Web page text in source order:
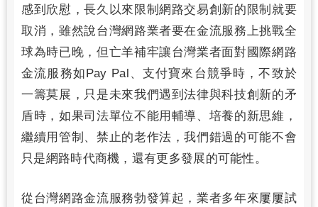
感到欣慰，長久以來限制網路交易創新的限制就要
取消，雖然說台灣網路業者要在金流服務上挑戰全
球為時已晚，但亡羊補牢讓台灣業者面對國際網路
金流服務如Pay Pal、支付寶來台競爭時，不致於
一籌莫展，只是未來我們遇到法律與科技創新的矛
盾時，如果司法單位不能用輔導、培養的新思維，
繼續用管制、禁止的老作法，我們錯過的可能不會
只是網路時代商機，還有更多發展的可能性。
從台灣網路金流服務勃發算起，業者多年來屢屢試